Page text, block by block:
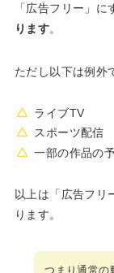
「広告フリー」に
ります。
ただし以下は例外
ライブTV
スポーツ配信
一部の作品の
以上は「広告フリ
ります。
つまり通常の